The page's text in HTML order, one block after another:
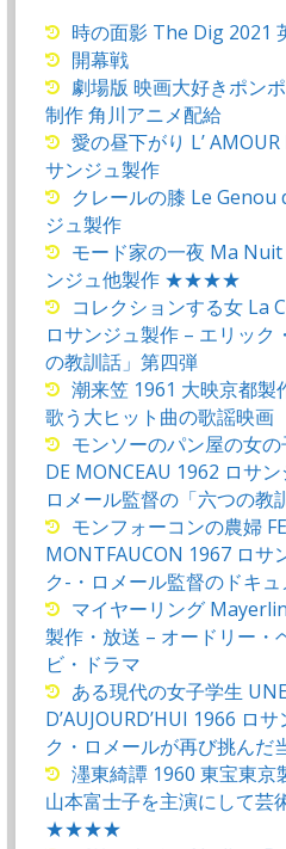
時の面影 The Dig 2021
開幕戦
劇場版 映画大好きポン
制作 角川アニメ配給
愛の昼下がり L’
サンジュ製作
クレールの膝 Le Genou
ジュ製作
モード家の一夜 Ma
ンジュ他製作 ★★★★
コレクションする女 La
ロサンジュ製作 – エリッ
の教訓話」第四弾
潮来笠 1961 大映京都製
歌う大ヒット曲の歌謡映画
モンソーのパン屋の女
DE MONCEAU 1962 ロサ
ロメール監督の「六つの教
モンフォーコンの農婦
MONTFAUCON 1967 ロサ
ク-・ロメール監督のドキ
マイヤーリング
製作・放送 – オードリー・
ビ・ドラマ
ある現代の女子学生
D’AUJOURD’HUI 1966 ロ
ク・ロメールが再び挑んだ
濹東綺譚 1960 東宝東京
山本富士子を主演にして芸
★★★★